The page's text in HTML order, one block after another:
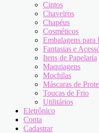
Cintos
Chaveiros
Chapéus
Cosméticos
Embalagens para
Fantasias e
Itens de Papelaria
Maquiagens
Mochilas
Máscaras de
Toucas de Frio
Utilitários
Eletrônico
Conta
Cadastrar